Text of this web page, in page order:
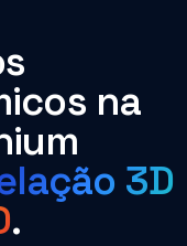
na
3D
.